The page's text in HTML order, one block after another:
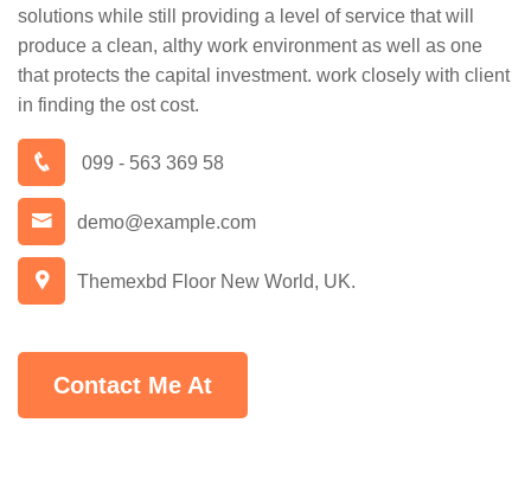
solutions while still providing a level of service that will
produce a clean, althy work environment as well as one
that protects the capital investment. work closely with client
in finding the ost cost.
099 - 563 369 58
demo@example.com
Themexbd Floor New World, UK.
Contact Me At